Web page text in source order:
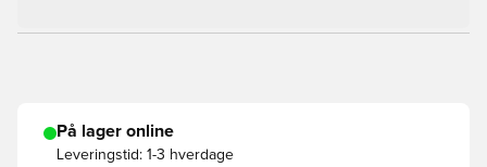
På lager online
Leveringstid: 1-3 hverdage